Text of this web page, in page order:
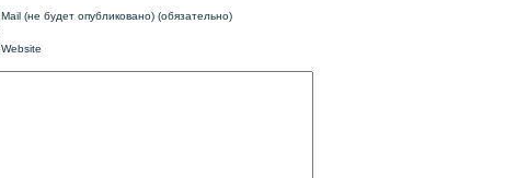
Mail (не будет опубликовано) (обязательно)
Website